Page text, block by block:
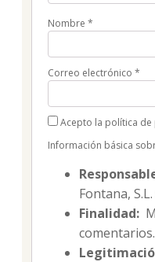
Nombre *
Correo electrónico *
Acepto la política de
Información básica
Fontana,
Finalidad:
comentarios.